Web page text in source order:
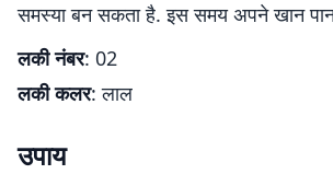
समस्या बन सकता है. इस समय अपने खान
लकी नंबर: 02
लकी कलर: लाल
उपाय